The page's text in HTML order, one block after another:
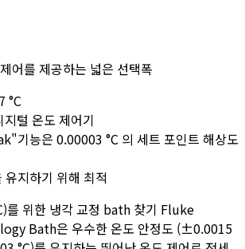
어를 제공하는 넓은 선택폭
°C
털 온도 제어기
기능은 0.00003 °C 의 세트 포인트 해상도
지하기 위해 최적
를 위한 냉각 교정 bath 찾기 Fluke
Bath은 우수한 온도 안정도 (±0.0015